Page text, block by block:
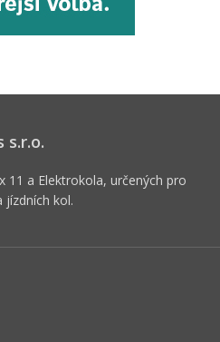
s.r.o.
11 a Elektrokola, určených pro
jízdních kol.